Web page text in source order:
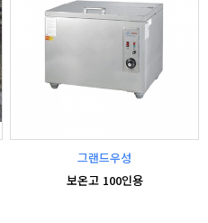
그랜드우성
보온고 100인용